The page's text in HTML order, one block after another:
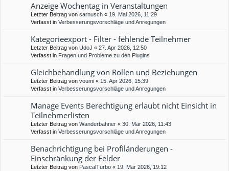
Anzeige Wochentag in Veranstaltungen
Letzter Beitrag von sarnusch « 19. Mai 2026, 11:29
Verfasst in Verbesserungsvorschläge und Anregungen
Kategorieexport - Filter - fehlende Teilnehmer
Letzter Beitrag von UdoJ « 27. Apr 2026, 12:50
Verfasst in Fragen und Probleme zu den Plugins
Gleichbehandlung von Rollen und Beziehungen
Letzter Beitrag von voumi « 15. Apr 2026, 15:39
Verfasst in Verbesserungsvorschläge und Anregungen
Manage Events Berechtigung erlaubt nicht Einsicht in
Teilnehmerlisten
Letzter Beitrag von Wanderbahner « 30. Mär 2026, 11:43
Verfasst in Verbesserungsvorschläge und Anregungen
Benachrichtigung bei Profiländerungen -
Einschränkung der Felder
Letzter Beitrag von PascalTurbo « 19. Mär 2026, 19:12